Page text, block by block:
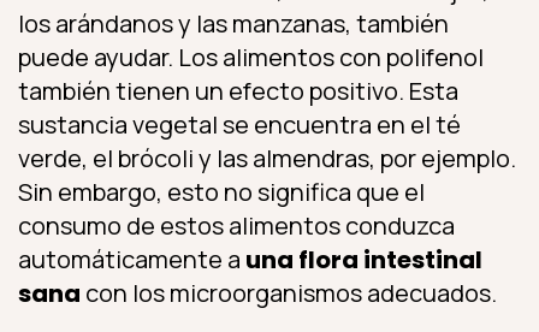
los arándanos y las manzanas, también
puede ayudar. Los alimentos con polifenol
también tienen un efecto positivo. Esta
sustancia vegetal se encuentra en el té
verde, el brócoli y las almendras, por ejemplo.
Sin embargo, esto no significa que el
consumo de estos alimentos conduzca
automáticamente a una flora intestinal
sana con los microorganismos adecuados.